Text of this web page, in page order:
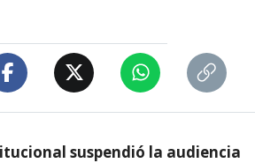
suspendió la audiencia